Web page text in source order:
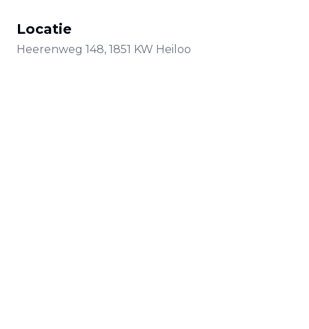
Locatie
Heerenweg 148, 1851 KW Heiloo